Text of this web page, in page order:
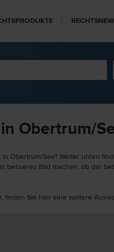
Obertrum/
Obertrum/See? Weiter unten
besseres Bild machen, ob der
finden Sie hier eine weitere